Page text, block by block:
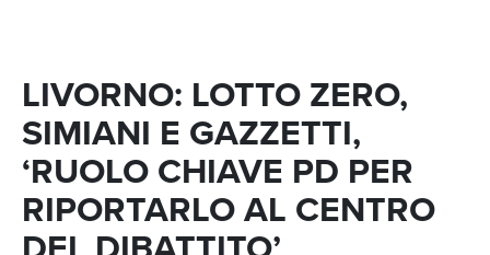
LIVORNO: LOTTO ZERO,
SIMIANI E GAZZETTI,
‘RUOLO CHIAVE PD PER
RIPORTARLO AL CENTRO